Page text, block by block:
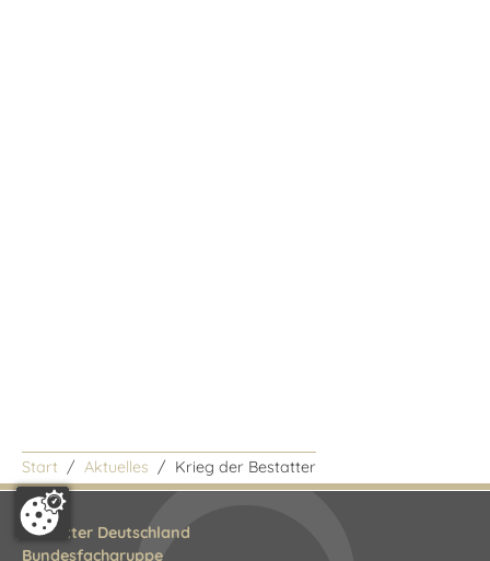
Start Aktuelles / Krieg der Bestatter
Bestatter Deutschland
Bundesfachgruppe